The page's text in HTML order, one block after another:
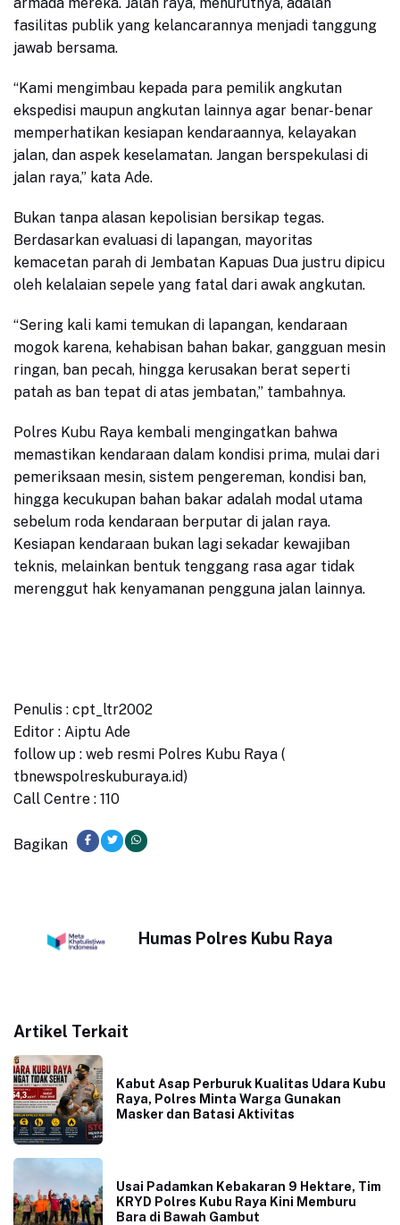
fasilitas publik yang kelancarannya menjadi tanggung
jawab bersama.
“Kami mengimbau kepada para pemilik angkutan
ekspedisi maupun angkutan lainnya agar benar-benar
memperhatikan kesiapan kendaraannya, kelayakan
jalan, dan aspek keselamatan. Jangan berspekulasi di
jalan raya,” kata Ade.
Bukan tanpa alasan kepolisian bersikap tegas.
Berdasarkan evaluasi di lapangan, mayoritas
kemacetan parah di Jembatan Kapuas Dua justru dipicu
oleh kelalaian sepele yang fatal dari awak angkutan.
“Sering kali kami temukan di lapangan, kendaraan
mogok karena, kehabisan bahan bakar, gangguan mesin
ringan, ban pecah, hingga kerusakan berat seperti
patah as ban tepat di atas jembatan,” tambahnya.
Polres Kubu Raya kembali mengingatkan bahwa
memastikan kendaraan dalam kondisi prima, mulai dari
pemeriksaan mesin, sistem pengereman, kondisi ban,
hingga kecukupan bahan bakar adalah modal utama
sebelum roda kendaraan berputar di jalan raya.
Kesiapan kendaraan bukan lagi sekadar kewajiban
teknis, melainkan bentuk tenggang rasa agar tidak
merenggut hak kenyamanan pengguna jalan lainnya.
Penulis : cpt_ltr2002
Editor : Aiptu Ade
follow up : web resmi Polres Kubu Raya (
tbnewspolreskuburaya.id)
Call Centre : 110
Bagikan
Humas Polres Kubu Raya
Artikel Terkait
Kabut Asap Perburuk Kualitas Udara Kubu
Raya, Polres Minta Warga Gunakan
Masker dan Batasi Aktivitas
Usai Padamkan Kebakaran 9 Hektare, Tim
KRYD Polres Kubu Raya Kini Memburu
Bara di Bawah Gambut